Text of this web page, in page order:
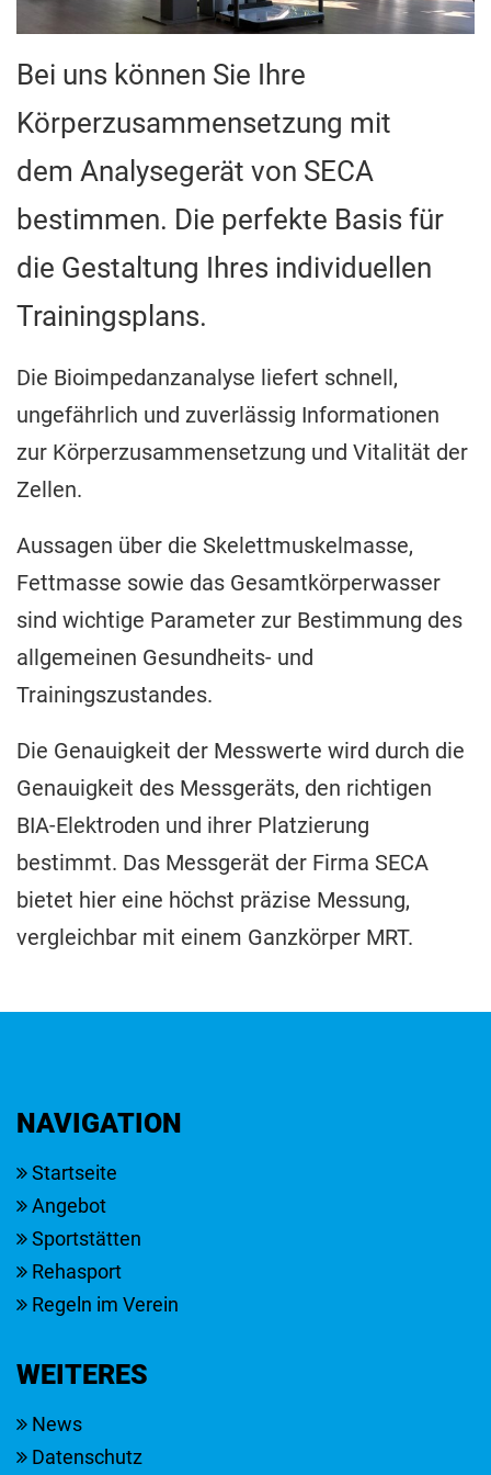
STARTSEITE
ANGEBOT
SPORTSTÄTTEN
REGELN IM VEREIN
Sportstätten
Bei uns können Sie Ihre
Körperzusammensetzung mit
dem Analysegerät von SECA
bestimmen. Die perfekte Basis für
die Gestaltung Ihres individuellen
Trainingsplans.
Die Bioimpedanzanalyse liefert schnell,
ungefährlich und zuverlässig Informationen
zur Körperzusammensetzung und Vitalität der
Zellen.
Aussagen über die Skelettmuskelmasse,
Fettmasse sowie das Gesamtkörperwasser
sind wichtige Parameter zur Bestimmung des
allgemeinen Gesundheits- und
Trainingszustandes.
Die Genauigkeit der Messwerte wird durch die
Genauigkeit des Messgeräts, den richtigen
BIA-Elektroden und ihrer Platzierung
bestimmt. Das Messgerät der Firma SECA
bietet hier eine höchst präzise Messung,
vergleichbar mit einem Ganzkörper MRT.
NAVIGATION
Startseite
Angebot
Sportstätten
Rehasport
Regeln im Verein
WEITERES
News
Datenschutz